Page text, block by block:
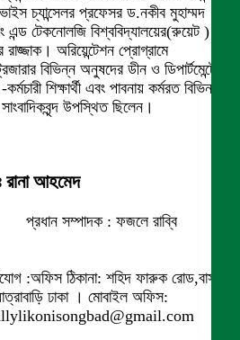
ভাইস চ্যান্সেলর প্রফেসর ড.নকীব মুহাম্মদ
এন্ড টেকনোলজি বিশ্ববিদ্যালয়ের(রুয়েট )
অরিয়েন্টেশন প্রোগ্রামে
বিভিন্ন অনুষদের ডীন ও ডিপার্টমেন্টের
শিক্ষার্থী এবং পাবনায় কর্মরত বিভিন্ন
উপস্থিত ছিলেন।
আহমেদ
প্রধান সম্পাদক : ফজলে রাব্বি
:অফিস ঠিকানা: শহিদ ফারুক রোড,বাসা
ঢাকা । মোবাইল অফিস: